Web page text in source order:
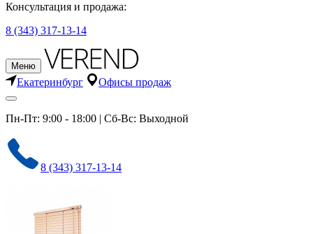
Консультация и продажа:
8 (343) 317-13-14
Меню
Екатеринбург Офисы продаж
Пн-Пт: 9:00 - 18:00 | Сб-Вс: Выходной
8 (343) 317-13-14